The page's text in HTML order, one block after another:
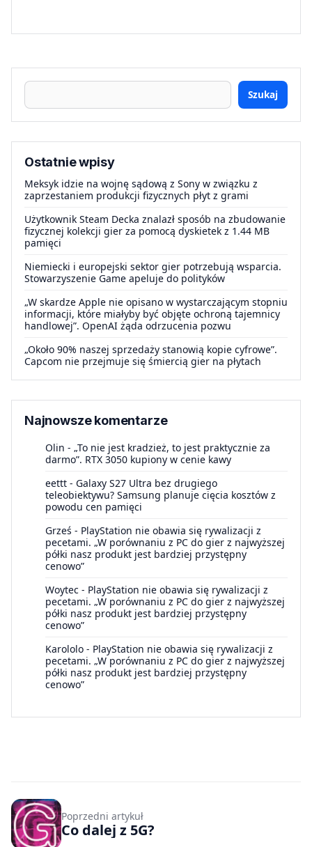
Szukaj
Ostatnie wpisy
Meksyk idzie na wojnę sądową z Sony w związku z
zaprzestaniem produkcji fizycznych płyt z grami
Użytkownik Steam Decka znalazł sposób na zbudowanie
fizycznej kolekcji gier za pomocą dyskietek z 1.44 MB
pamięci
Niemiecki i europejski sektor gier potrzebują wsparcia.
Stowarzyszenie Game apeluje do polityków
„W skardze Apple nie opisano w wystarczającym stopniu
informacji, które miałyby być objęte ochroną tajemnicy
handlowej”. OpenAI żąda odrzucenia pozwu
„Około 90% naszej sprzedaży stanowią kopie cyfrowe”.
Capcom nie przejmuje się śmiercią gier na płytach
Najnowsze komentarze
Olin - „To nie jest kradzież, to jest praktycznie za
darmo”. RTX 3050 kupiony w cenie kawy
eettt - Galaxy S27 Ultra bez drugiego
teleobiektywu? Samsung planuje cięcia kosztów z
powodu cen pamięci
Grześ - PlayStation nie obawia się rywalizacji z
pecetami. „W porównaniu z PC do gier z najwyższej
półki nasz produkt jest bardziej przystępny
cenowo”
Woytec - PlayStation nie obawia się rywalizacji z
pecetami. „W porównaniu z PC do gier z najwyższej
półki nasz produkt jest bardziej przystępny
cenowo”
Karololo - PlayStation nie obawia się rywalizacji z
pecetami. „W porównaniu z PC do gier z najwyższej
półki nasz produkt jest bardziej przystępny
cenowo”
Poprzedni artykuł
Co dalej z 5G?